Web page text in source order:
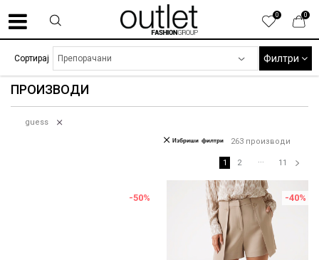
0
0
ПРОИЗВОДИ
Сортирај Филтри
guess
263 производи
Избриши филтри
1 2 ... 11
-50% -40%